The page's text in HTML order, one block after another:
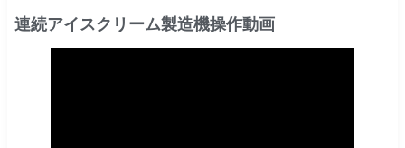
連続アイスクリーム製造機操作動画